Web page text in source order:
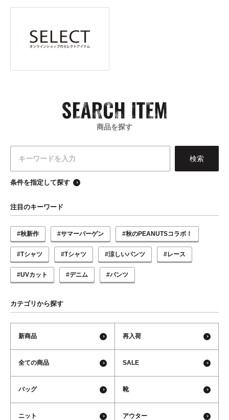
商品を探す
条件を指定して探す
注目のキーワード
#秋新作 #サマーバーゲン #秋のPEANUTSコラボ！
#Tシャツ #Tシャツ #涼しいパンツ #レース
#UVカット #デニム #パンツ
カテゴリから探す
新商品 再入荷
全ての商品 SALE
バッグ 靴
ニット アウター